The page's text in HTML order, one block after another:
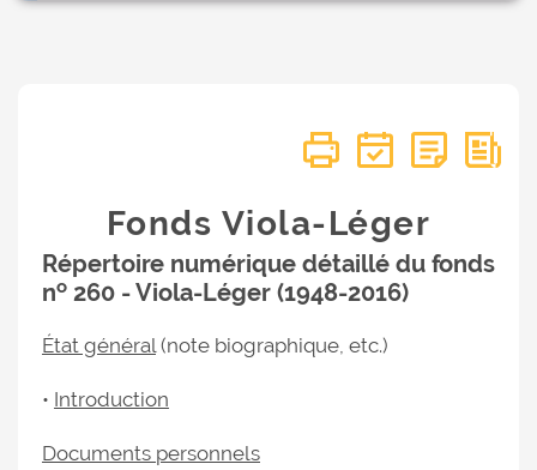
Fonds Viola-Léger
Répertoire numérique détaillé du fonds
no 260 - Viola-Léger (1948-2016)
État général(note biographique, etc.)
• Introduction
Documents personnels